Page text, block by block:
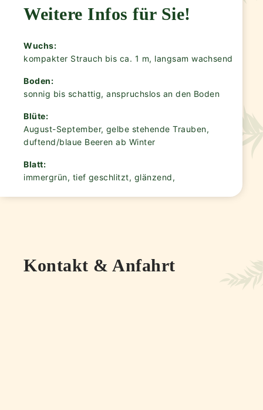
Weitere Infos für Sie!
Wuchs:
kompakter Strauch bis ca. 1 m, langsam wachsend
Boden:
sonnig bis schattig, anspruchslos an den Boden
Blüte:
August-September, gelbe stehende Trauben,
duftend/blaue Beeren ab Winter
Blatt:
immergrün, tief geschlitzt, glänzend,
Kontakt & Anfahrt